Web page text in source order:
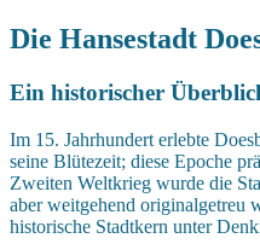
Die Hansestadt
Ein historischer
Im 15. Jahrhundert erlebte
seine Blütezeit; diese Epoche
Zweiten Weltkrieg wurde die
aber weitgehend originalgetreu
historische Stadtkern unter